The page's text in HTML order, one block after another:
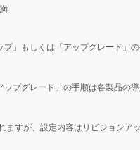
」もしくは「アップグレード」
ップグレード」の手順は各製品の
ますが、設定内容はリビジョンア